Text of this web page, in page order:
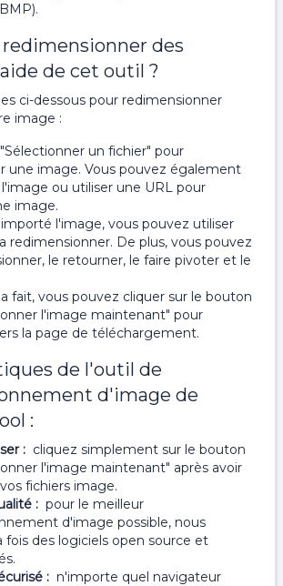
des
de cet outil ?
ci-dessous pour redimensionner
image :
un fichier" pour
une image. Vous pouvez également
ou utiliser une URL pour
image.
l'image, vous pouvez utiliser
redimensionner. De plus, vous pouvez
le retourner, le faire pivoter et le
fait, vous pouvez cliquer sur le bouton
l'image maintenant" pour
la page de téléchargement.
de l'outil de
d'image de
:
: cliquez simplement sur le bouton
l'image maintenant" après avoir
fichiers image.
: pour le meilleur
d'image possible, nous
fois des logiciels open source et
: n'importe quel navigateur